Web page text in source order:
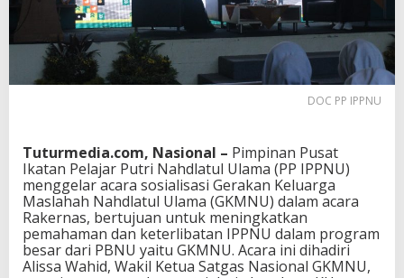
DOC PP IPPNU
Tuturmedia.com, Nasional – Pimpinan Pusat
Ikatan Pelajar Putri Nahdlatul Ulama (PP IPPNU)
menggelar acara sosialisasi Gerakan Keluarga
Maslahah Nahdlatul Ulama (GKMNU) dalam acara
Rakernas, bertujuan untuk meningkatkan
pemahaman dan keterlibatan IPPNU dalam program
besar dari PBNU yaitu GKMNU. Acara ini dihadiri
Alissa Wahid, Wakil Ketua Satgas Nasional GKMNU,